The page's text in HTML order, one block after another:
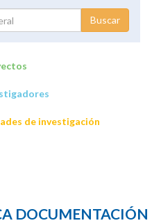
de investigación
DOCUMENTACIÓN